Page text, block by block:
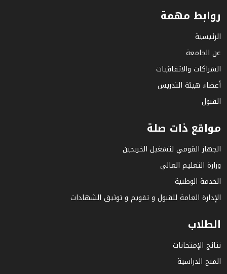
روابط مهمة
الرئيسية
عن الجامعة
الشراكات والاتفاقيات
أعضاء هيئة التدريس
القبول
مواقع ذات صلة
الجهاز القومي لتشغيل الخريجين
وزارة التعليم العالي
الخدمة الوطنية
الإدارة العامة للقبول و تقويم و توثيق الشهادات
الطلاب
نتائج الإمتحانات
المنح الدراسية